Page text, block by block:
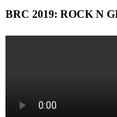
BRC 2019: ROCK N